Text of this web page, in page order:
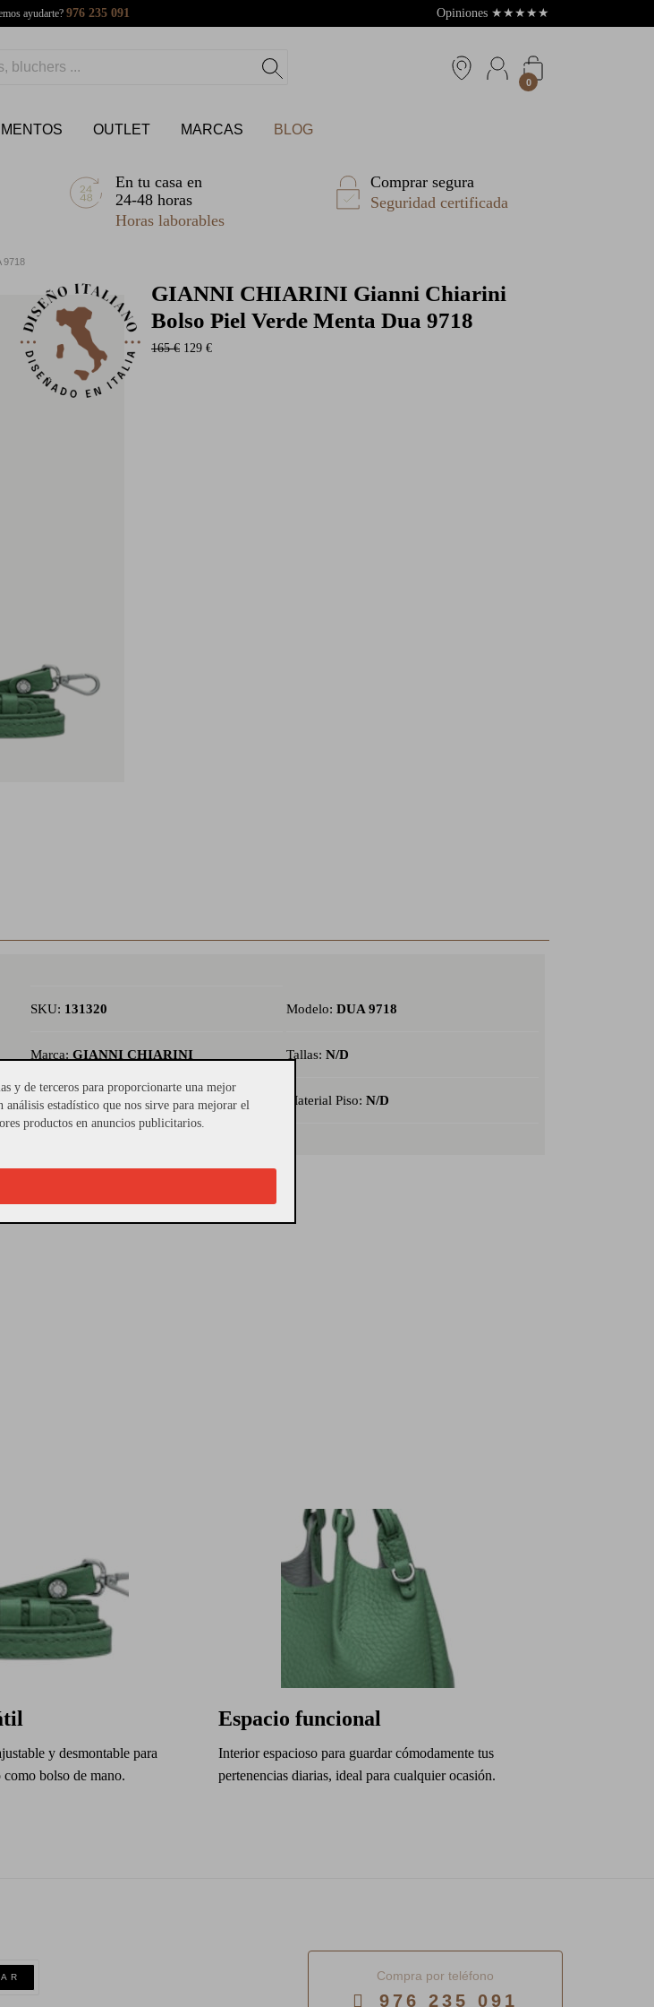
ayudarte? 976 235 091 Opiniones ★ ★ ★ ★ ★
0
OUTLET MARCAS BLOG
En tu casa en
24-48 horas
Horas laborables
Comprar segura
Seguridad certificada
9718
GIANNI CHIARINI Gianni Chiarini
Bolso Piel Verde Menta Dua 9718
165 € 129 €
SKU: 131320 Modelo: DUA 9718
Marca: GIANNI CHIARINI Tallas: N/D
Colores:AGUA-MARINA Material Piso: N/D
y desmontable para
bolso de mano.
Espacio funcional
Interior espacioso para guardar cómodamente tus
pertenencias diarias, ideal para cualquier ocasión.
Compra por teléfono
976 235 091
y de terceros para proporcionarte una mejor
estadístico que nos sirve para mejorar el
productos en anuncios publicitarios.